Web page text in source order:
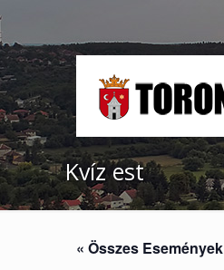
Kvíz est
« Összes Események